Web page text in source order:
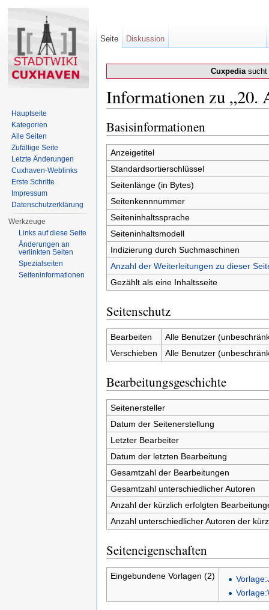
Cuxpediasucht
Informationen zu „20.
Basisinformationen
Anzeigetitel
Standardsortierschlüssel
Seitenlänge (in Bytes)
Seitenkennnummer
Seiteninhaltssprache
Seiteninhaltsmodell
Indizierung durch Suchmaschinen
Anzahl der Weiterleitungen zu dieser
Gezählt als eine Inhaltsseite
Seitenschutz
Bearbeiten
Alle Benutzer
Verschieben
Alle Benutzer
Bearbeitungsgeschichte
Seitenersteller
Datum der Seitenerstellung
Letzter Bearbeiter
Datum der letzten Bearbeitung
Gesamtzahl der Bearbeitungen
Gesamtzahl unterschiedlicher Autoren
Anzahl der kürzlich erfolgten
Anzahl unterschiedlicher Autoren der
Seiteneigenschaften
Eingebundene Vorlagen (2)
Seite Diskussion
Hauptseite
Kategorien
Alle Seiten
Zufällige Seite
Letzte Änderungen
Cuxhaven-Weblinks
Erste Schritte
Impressum
Datenschutzerklärung
Werkzeuge
Links auf diese Seite
Änderungen an
verlinkten Seiten
Spezialseiten
Seiten­informationen